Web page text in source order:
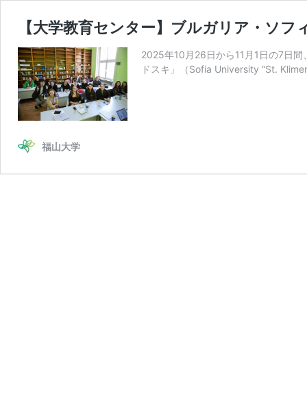
【大学教育センター】ブルガリア・ソ
2025年10月26日から11月1日の7日
ドスキ」（Sofia University “St.
福山大学